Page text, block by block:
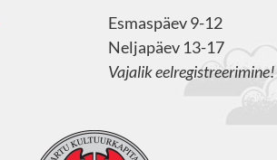
Esmaspäev 9-12
Neljapäev 13-17
Vajalik eelregistreerimine!